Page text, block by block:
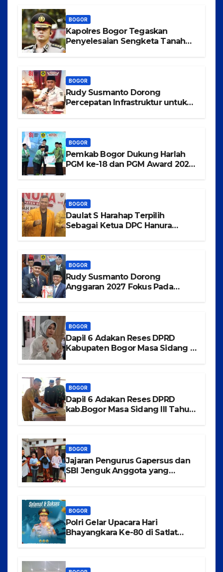
BOGOR
Kapolres Bogor Tegaskan
Penyelesaian Sengketa Tanah
BOGOR
Rudy Susmanto Dorong
Percepatan Infrastruktur untuk
BOGOR
Pemkab Bogor Dukung Harlah
PGM ke-18 dan PGM Award 2026,
BOGOR
Daulat S Harahap Terpilih
Sebagai Ketua DPC Hanura
BOGOR
Rudy Susmanto Dorong
Anggaran 2027 Fokus Pada
BOGOR
Dapil 6 Adakan Reses DPRD
Kabupaten Bogor Masa Sidang III
BOGOR
Dapil 6 Adakan Reses DPRD
kab.Bogor Masa Sidang III Tahun
BOGOR
Jajaran Pengurus Gapersus dan
SBI Jenguk Anggota yang
BOGOR
Polri Gelar Upacara Hari
Bhayangkara Ke-80 di Satlat